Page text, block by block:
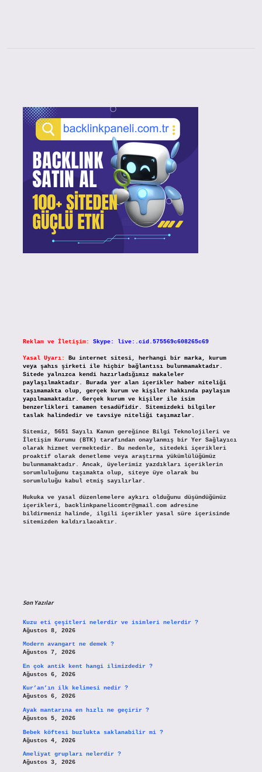
Reklam ve İletişim: Skype: live:.cid.575569c608265c69
Yasal Uyarı:
Bu internet sitesi, herhangi bir marka, kurum
veya şahıs şirketi ile hiçbir bağlantısı bulunmamaktadır.
Sitede yalnızca kendi hazırladığımız makaleler
paylaşılmaktadır. Burada yer alan içerikler haber niteliği
taşımamakta olup, gerçek kurum ve kişiler hakkında paylaşım
yapılmamaktadır. Gerçek kurum ve kişiler ile isim
benzerlikleri tamamen tesadüfidir. Sitemizdeki bilgiler
taslak halindedir ve tavsiye niteliği taşımazlar.
Sitemiz, 5651 Sayılı Kanun gereğince Bilgi Teknolojileri ve
İletişim Kurumu (BTK) tarafından onaylanmış bir Yer Sağlayıcı
olarak hizmet vermektedir. Bu nedenle, sitedeki içerikleri
proaktif olarak denetleme veya araştırma yükümlülüğümüz
bulunmamaktadır. Ancak, üyelerimiz yazdıkları içeriklerin
sorumluluğunu taşımakta olup, siteye üye olarak bu
sorumluluğu kabul etmiş sayılırlar.
Hukuka ve yasal düzenlemelere aykırı olduğunu düşündüğünüz
içerikleri,
backlinkpanelicomtr@gmail.comadresine
bildirmeniz halinde, ilgili içerikler yasal süre içerisinde
sitemizden kaldırılacaktır.
Son Yazılar
Kuzu eti çeşitleri nelerdir ve isimleri nelerdir ?
Ağustos 8, 2026
Modern avangart ne demek ?
Ağustos 7, 2026
En çok antik kent hangi ilimizdedir ?
Ağustos 6, 2026
Kur’an’ın ilk kelimesi nedir ?
Ağustos 6, 2026
Ayak mantarına en hızlı ne geçirir ?
Ağustos 5, 2026
Bebek köftesi buzlukta saklanabilir mi ?
Ağustos 4, 2026
Ameliyat grupları nelerdir ?
Ağustos 3, 2026